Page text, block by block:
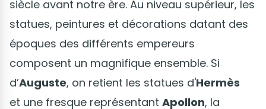
siècle avant notre ère. Au niveau supérieur, les
statues, peintures et décorations datant des
époques des différents empereurs
composent un magnifique ensemble. Si
d’Auguste, on retient les statues d'Hermès
et une fresque représentant Apollon, la